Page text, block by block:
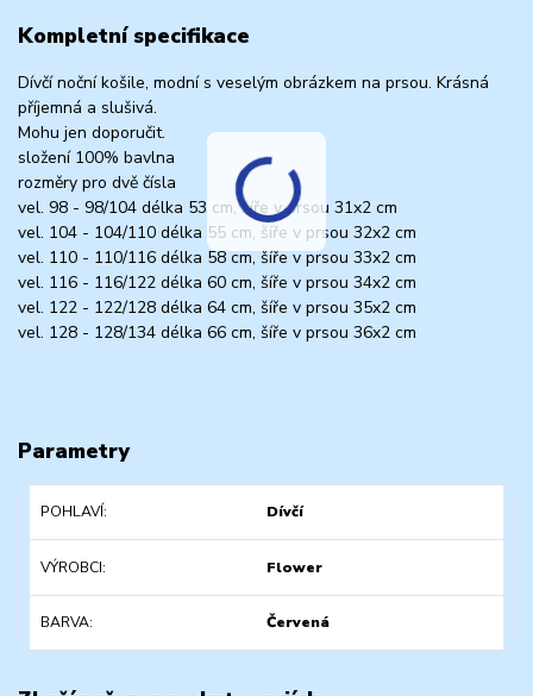
Kompletní specifikace
Dívčí noční košile, modní s veselým obrázkem na prsou. Krásná
příjemná a slušivá.
Mohu jen doporučit.
složení 100% bavlna
rozměry pro dvě čísla
vel. 98 - 98/104 délka 53 cm, šíře v prsou 31x2 cm
vel. 104 - 104/110 délka 55 cm, šíře v prsou 32x2 cm
vel. 110 - 110/116 délka 58 cm, šíře v prsou 33x2 cm
vel. 116 - 116/122 délka 60 cm, šíře v prsou 34x2 cm
vel. 122 - 122/128 délka 64 cm, šíře v prsou 35x2 cm
vel. 128 - 128/134 délka 66 cm, šíře v prsou 36x2 cm
Parametry
POHLAVÍ Dívčí
VÝROBCI Flower
BARVA Červená